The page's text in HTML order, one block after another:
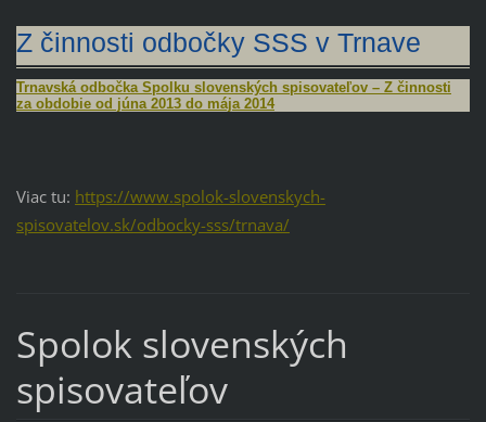
Z činnosti odbočky SSS v Trnave
Trnavská odbočka Spolku slovenských spisovateľov – Z činnosti
za obdobie od júna 2013 do mája 2014
Viac tu: https://www.spolok-slovenskych-
spisovatelov.sk/odbocky-sss/trnava/
Spolok slovenských
spisovateľov